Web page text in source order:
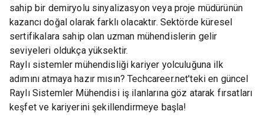
sahip bir demiryolu sinyalizasyon veya proje müdürünün
kazancı doğal olarak farklı olacaktır. Sektörde küresel
sertifikalara sahip olan uzman mühendislerin gelir
seviyeleri oldukça yüksektir.
Raylı sistemler mühendisliği kariyer yolculuğuna ilk
adımını atmaya hazır mısın? Techcareer.net'teki en güncel
Raylı Sistemler Mühendisi iş ilanlarına göz atarak fırsatları
keşfet ve kariyerini şekillendirmeye başla!